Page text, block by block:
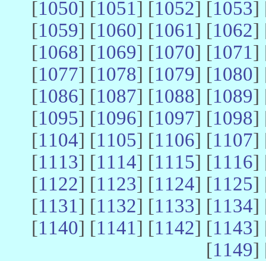
[1050] [1051] [1052] [1053]
[1059] [1060] [1061] [1062]
[1068] [1069] [1070] [1071]
[1077] [1078] [1079] [1080]
[1086] [1087] [1088] [1089]
[1095] [1096] [1097] [1098]
[1104] [1105] [1106] [1107]
[1113] [1114] [1115] [1116]
[1122] [1123] [1124] [1125]
[1131] [1132] [1133] [1134]
[1140] [1141] [1142] [1143]
[1149]